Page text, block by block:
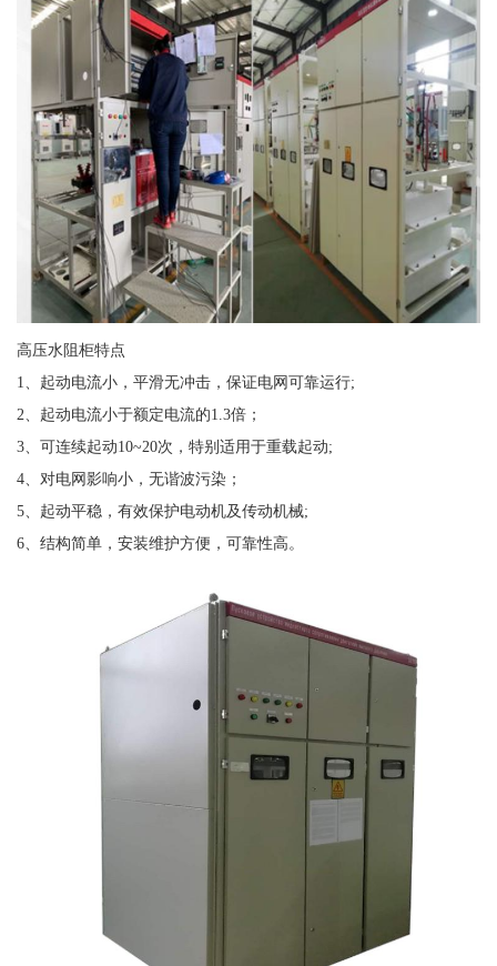
高压水阻柜特点
1、起动电流小，平滑无冲击，保证电网可靠运行;
2、起动电流小于额定电流的1.3倍；
3、可连续起动10~20次，特别适用于重载起动;
4、对电网影响小，无谐波污染；
5、起动平稳，有效保护电动机及传动机械;
6、结构简单，安装维护方便，可靠性高。